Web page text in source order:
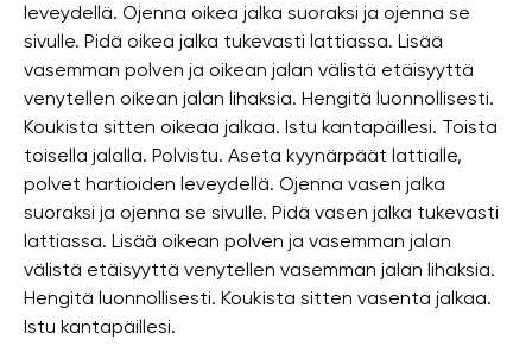
leveydellä. Ojenna oikea jalka suoraksi ja ojenna se
sivulle. Pidä oikea jalka tukevasti lattiassa. Lisää
vasemman polven ja oikean jalan välistä etäisyyttä
venytellen oikean jalan lihaksia. Hengitä luonnollisesti.
Koukista sitten oikeaa jalkaa. Istu kantapäillesi. Toista
toisella jalalla. Polvistu. Aseta kyynärpäät lattialle,
polvet hartioiden leveydellä. Ojenna vasen jalka
suoraksi ja ojenna se sivulle. Pidä vasen jalka tukevasti
lattiassa. Lisää oikean polven ja vasemman jalan
välistä etäisyyttä venytellen vasemman jalan lihaksia.
Hengitä luonnollisesti. Koukista sitten vasenta jalkaa.
Istu kantapäillesi.